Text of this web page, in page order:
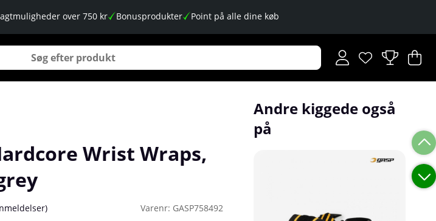
over 750 kr Bonusprodukter Point på alle dine køb
Ønskeliste
Antal på
.
.
Wrist Wraps,
5 ud af 5 Antal vurderinger 2
) Varenr: GASP758492
Andre kiggede også
på